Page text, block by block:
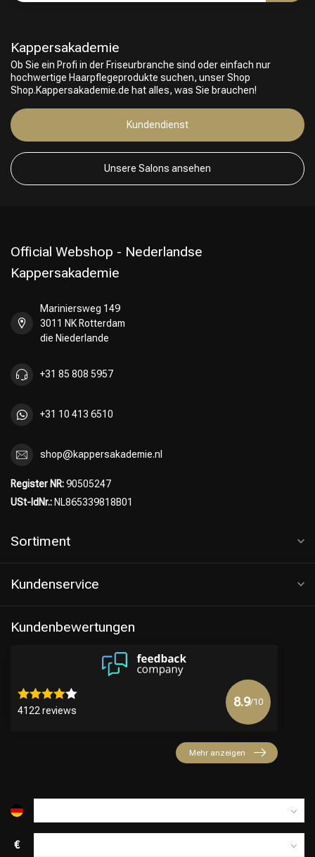
Kappersakademie
Ob Sie ein Profi in der Friseurbranche sind oder einfach nur
hochwertige Haarpflegeprodukte suchen, unser Shop
Shop.Kappersakademie.de hat alles, was Sie brauchen!
Kundendienst
Unsere Salons ansehen
Official Webshop - Nederlandse
Kappersakademie
Mariniersweg 149
3011 NK Rotterdam
die Niederlande
+31 85 808 5957
+31 10 413 6510
shop@kappersakademie.nl
Register NR:90505247
USt-IdNr.: NL865339818B01
Sortiment
Kundenservice
Kundenbewertungen
4122 reviews
8.9/10
Mehr anzeigen
€